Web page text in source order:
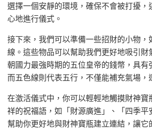
選擇一個安靜的環境，確保不會被打擾，
心地進行儀式。
接下來，我們可以準備一些招財的小物，
線。這些物品可以幫助我們更好地吸引財
朝國力最強時期的五位皇帝的錢幣，具有
而五色線則代表五行，不僅能補充氣場，
在激活儀式中，你可以輕輕地觸摸財神寶
祥的祝福語，如「財源廣進」、「四季平
幫助你更好地與財神寶瓶建立連結，讓它